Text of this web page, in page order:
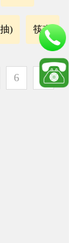
) 筷套
6
7